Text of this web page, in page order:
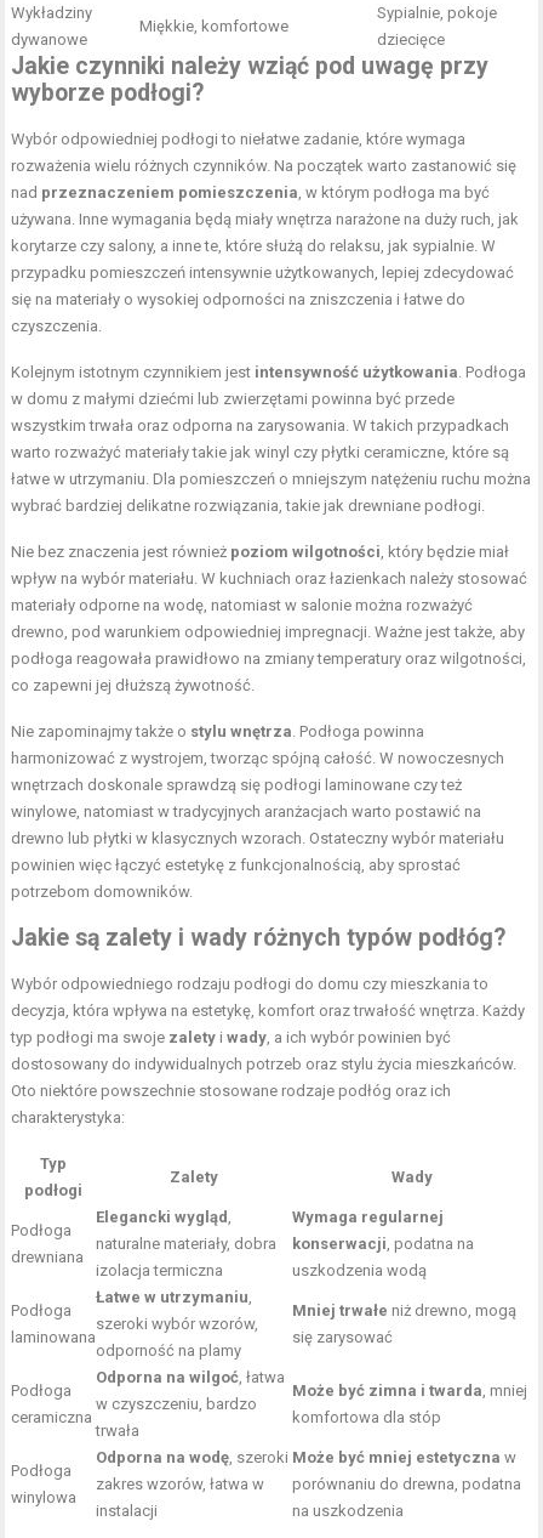
Wykładziny
dywanowe
Miękkie, komfortowe
Sypialnie, pokoje
dziecięce
Jakie czynniki należy wziąć pod uwagę przy
wyborze podłogi?
Wybór odpowiedniej podłogi to niełatwe zadanie, które wymaga
rozważenia wielu różnych czynników. Na początek warto zastanowić się
nad przeznaczeniem pomieszczenia , w którym podłoga ma być
używana. Inne wymagania będą miały wnętrza narażone na duży ruch, jak
korytarze czy salony, a inne te, które służą do relaksu, jak sypialnie. W
przypadku pomieszczeń intensywnie użytkowanych, lepiej zdecydować
się na materiały o wysokiej odporności na zniszczenia i łatwe do
czyszczenia.
Kolejnym istotnym czynnikiem jest intensywność użytkowania . Podłoga
w domu z małymi dziećmi lub zwierzętami powinna być przede
wszystkim trwała oraz odporna na zarysowania. W takich przypadkach
warto rozważyć materiały takie jak winyl czy płytki ceramiczne, które są
łatwe w utrzymaniu. Dla pomieszczeń o mniejszym natężeniu ruchu można
wybrać bardziej delikatne rozwiązania, takie jak drewniane podłogi.
Nie bez znaczenia jest również poziom wilgotności , który będzie miał
wpływ na wybór materiału. W kuchniach oraz łazienkach należy stosować
materiały odporne na wodę, natomiast w salonie można rozważyć
drewno, pod warunkiem odpowiedniej impregnacji. Ważne jest także, aby
podłoga reagowała prawidłowo na zmiany temperatury oraz wilgotności,
co zapewni jej dłuższą żywotność.
Nie zapominajmy także o stylu wnętrza . Podłoga powinna
harmonizować z wystrojem, tworząc spójną całość. W nowoczesnych
wnętrzach doskonale sprawdzą się podłogi laminowane czy też
winylowe, natomiast w tradycyjnych aranżacjach warto postawić na
drewno lub płytki w klasycznych wzorach. Ostateczny wybór materiału
powinien więc łączyć estetykę z funkcjonalnością, aby sprostać
potrzebom domowników.
Jakie są zalety i wady różnych typów podłóg?
Wybór odpowiedniego rodzaju podłogi do domu czy mieszkania to
decyzja, która wpływa na estetykę, komfort oraz trwałość wnętrza. Każdy
typ podłogi ma swoje zalety iwady , a ich wybór powinien być
dostosowany do indywidualnych potrzeb oraz stylu życia mieszkańców.
Oto niektóre powszechnie stosowane rodzaje podłóg oraz ich
charakterystyka:
Typ
podłogi
Zalety Wady
Podłoga
drewniana
Elegancki wygląd
naturalne materiały, dobra
izolacja termiczna
Wymaga regularnej
konserwacji , podatna na
uszkodzenia wodą
Podłoga
laminowana
Łatwe w utrzymaniu
szeroki wybór wzorów,
odporność na plamy
Mniej trwałe niż drewno, mogą
się zarysować
Podłoga
ceramiczna
Odporna na wilgoć , łatwa
w czyszczeniu, bardzo
trwała
Może być zimna i twarda , mniej
komfortowa dla stóp
Podłoga
winylowa
Odporna na wodę , szeroki
zakres wzorów, łatwa w
instalacji
Może być mniej estetyczna w
porównaniu do drewna, podatna
na uszkodzenia